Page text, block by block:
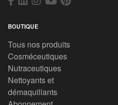
BOUTIQUE
Tous nos produits
Cosméceutiques
Nutraceutiques
Nettoyants et
démaquillants